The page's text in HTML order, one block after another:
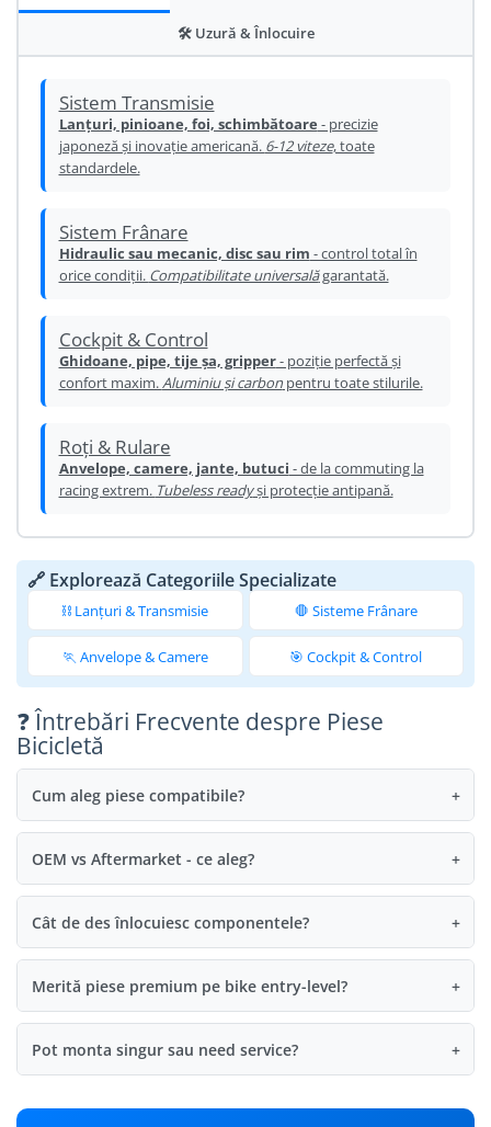
Ureche cadru
Disc frana
Cuvete
Monobloc
🛠️ Uzură & Înlocuire
Sistem Transmisie
Lanțuri, pinioane, foi, schimbătoare - precizie
japoneză și inovație americană. 6-12 viteze, toate
standardele.
Sistem Frânare
Hidraulic sau mecanic, disc sau rim - control total în
orice condiții. Compatibilitate universalăgarantată.
Cockpit & Control
Ghidoane, pipe, tije șa, gripper- poziție perfectă și
confort maxim. Aluminiu și carbonpentru toate stilurile.
Roți & Rulare
Anvelope, camere, jante, butuci - de la commuting la
racing extrem. Tubeless readyși protecție antipană.
🔗 Explorează Categoriile Specializate
⛓️ Lanțuri & Transmisie 🛑 Sisteme Frânare
🏃 Anvelope & Camere 🎯 Cockpit & Control
❓ Întrebări Frecvente despre Piese
Bicicletă
Cum aleg piese compatibile? +
OEM vs Aftermarket - ce aleg? +
Cât de des înlocuiesc componentele? +
Merită piese premium pe bike entry-level? +
Pot monta singur sau need service? +